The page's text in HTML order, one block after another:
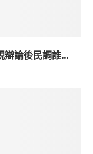
辯論後民調誰...